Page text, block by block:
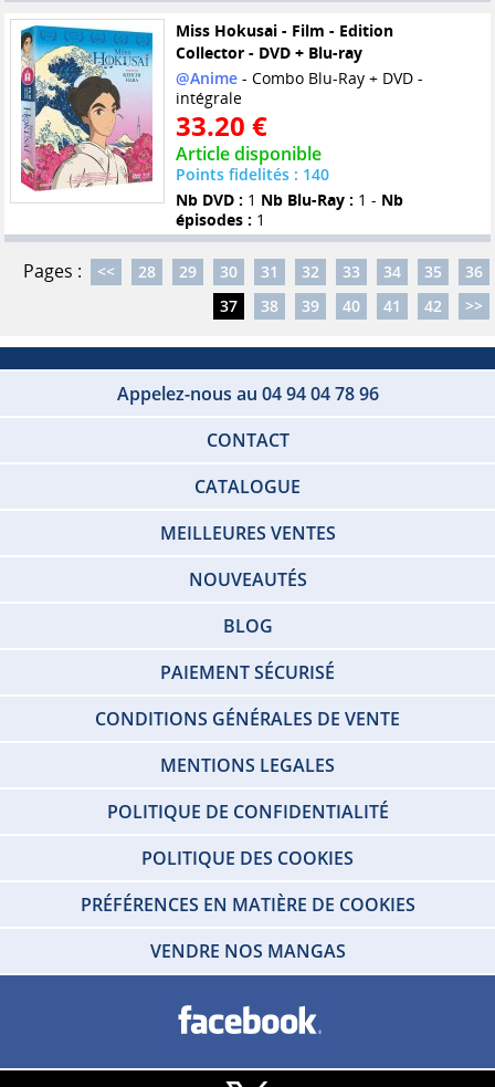
Miss Hokusai - Film - Edition
Collector - DVD + Blu-ray
@Anime- Combo Blu-Ray + DVD -
intégrale
33.20 €
Article disponible
Points fidelités : 140
Nb DVD : 1 Nb Blu-Ray : 1 - Nb
épisodes : 1
Pages : << 28 29 30 31 32 33 34 35
36
37
38 39 40 41 42 >>
Appelez-nous au 04 94 04 78 96
CONTACT
CATALOGUE
MEILLEURES VENTES
NOUVEAUTÉS
BLOG
PAIEMENT SÉCURISÉ
CONDITIONS GÉNÉRALES DE VENTE
MENTIONS LEGALES
POLITIQUE DE CONFIDENTIALITÉ
POLITIQUE DES COOKIES
PRÉFÉRENCES EN MATIÈRE DE COOKIES
VENDRE NOS MANGAS